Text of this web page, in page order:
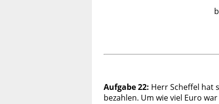
Aufgabe 22: Herr Scheffel hat
bezahlen. Um wie viel Euro